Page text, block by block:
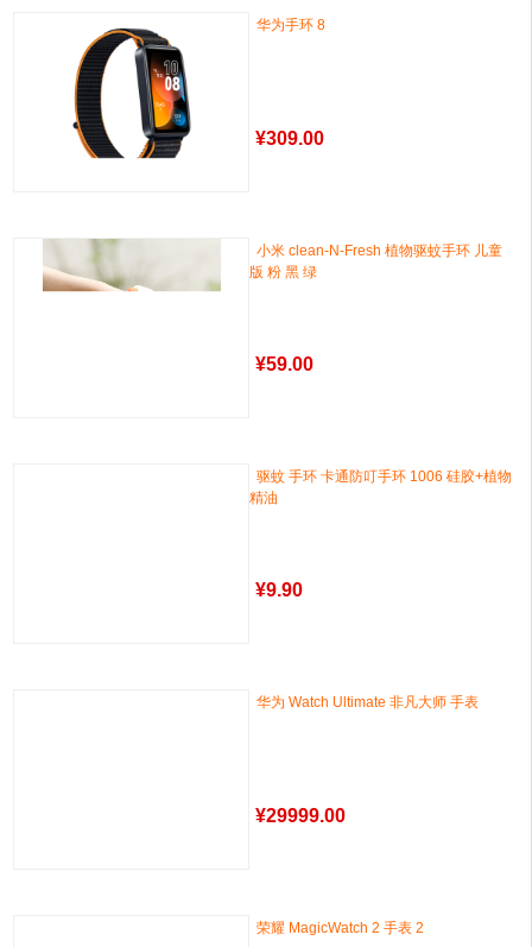
华为手环 8
¥309.00
小米 clean-N-Fresh 植物驱蚊手环 儿童
版 粉 黑 绿
¥59.00
驱蚊 手环 卡通防叮手环 1006 硅胶+植物
精油
¥9.90
华为 Watch Ultimate 非凡大师 手表
¥29999.00
荣耀 MagicWatch 2 手表 2